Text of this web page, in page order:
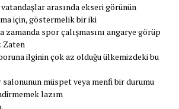
arasında ekseri görünün
için, göstermelik bir iki
zamanda spor çalışmasını angarye görüp
Zaten
ilginin çok az olduğu ülkemizdeki bu
salonunun müspet veya menfi bir durumu
lazım